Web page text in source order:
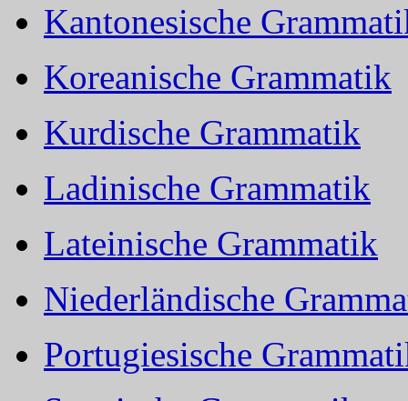
Kantonesische
Koreanische Grammatik
Kurdische Grammatik
Ladinische Grammatik
Lateinische Grammatik
Niederländische
Portugiesische